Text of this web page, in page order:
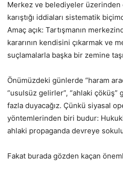
Merkez ve belediyeler
karıştığı iddiaları sistematik
Amaç açık: Tartışmanın
kararının kendisini çıkarmak ve
suçlamalarla başka bir zemine
Önümüzdeki günlerde “haram
“usulsüz gelirler”, “ahlaki çöküş”
fazla duyacağız. Çünkü siyasal
yöntemlerinden biri budur:
ahlaki propaganda devreye
Fakat burada gözden kaçan